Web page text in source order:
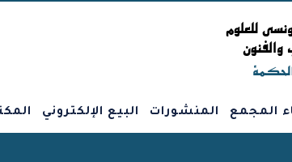
المجمع المنشورات البيع الإلكتروني